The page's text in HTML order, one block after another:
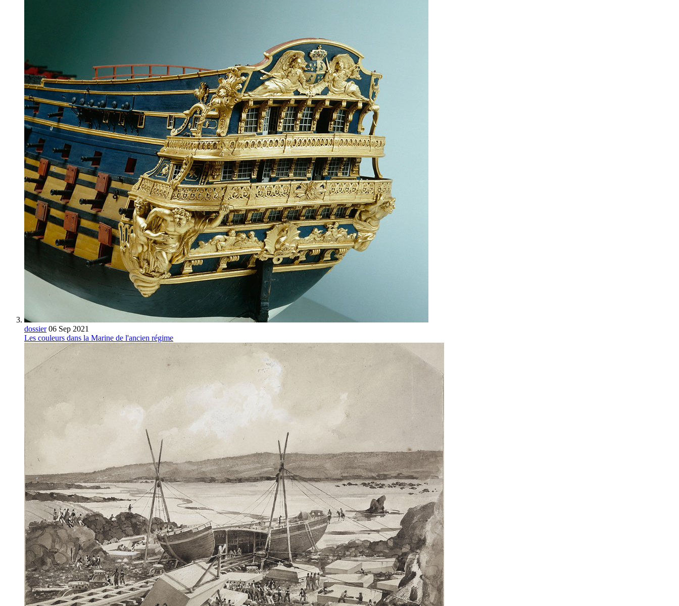
dossier 06 Sep 2021
Les couleurs dans la Marine de l'ancien régime